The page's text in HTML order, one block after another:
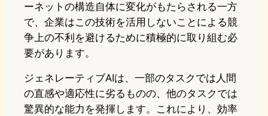
ーネットの構造自体に変化がもたらされる一方
で、企業はこの技術を活用しないことによる競
争上の不利を避けるために積極的に取り組む必
要があります。
ジェネレーティブAIは、一部のタスクでは人間
の直感や適応性に劣るものの、他のタスクでは
驚異的な能力を発揮します。これにより、効率